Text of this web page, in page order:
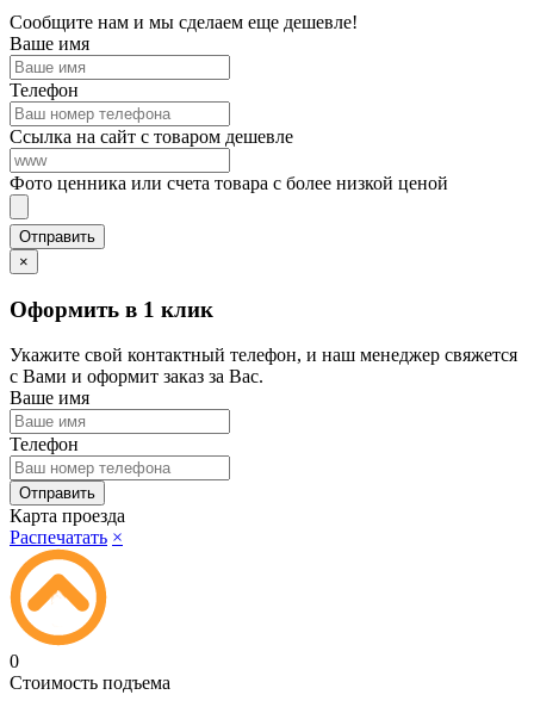
Сообщите нам и мы сделаем еще дешевле!
Ваше имя
Телефон
Ссылка на сайт с товаром дешевле
Фото ценника или счета товара с более низкой ценой
×
Оформить в 1 клик
Укажите свой контактный телефон, и наш менеджер свяжется
с Вами и оформит заказ за Вас.
Ваше имя
Телефон
Карта проезда
Распечатать ×
0
Стоимость подъема